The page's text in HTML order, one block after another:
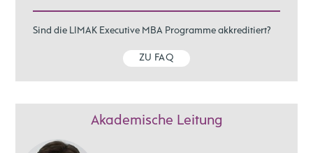
Sind die LIMAK Executive MBA Programme akkreditiert?
ZU FAQ
Akademische Leitung